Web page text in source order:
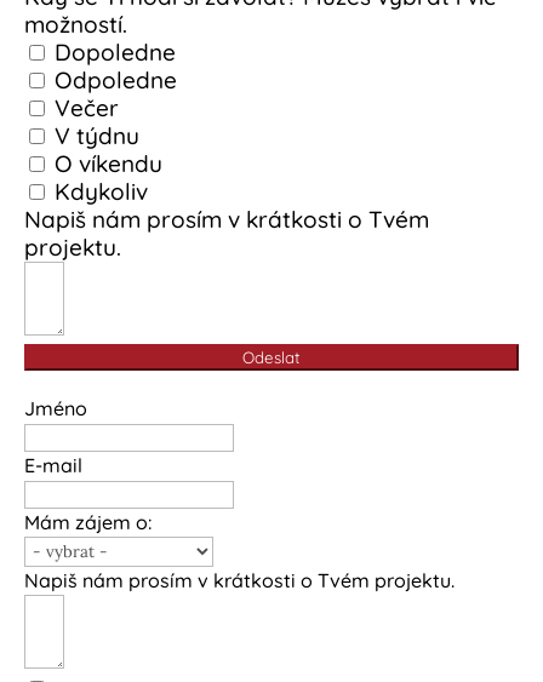
možností.
Dopoledne
Odpoledne
Večer
V týdnu
O víkendu
Kdykoliv
Napiš nám prosím v krátkosti o Tvém
projektu.
Odeslat
Jméno
E-mail
Mám zájem o:
Napiš nám prosím v krátkosti o Tvém projektu.